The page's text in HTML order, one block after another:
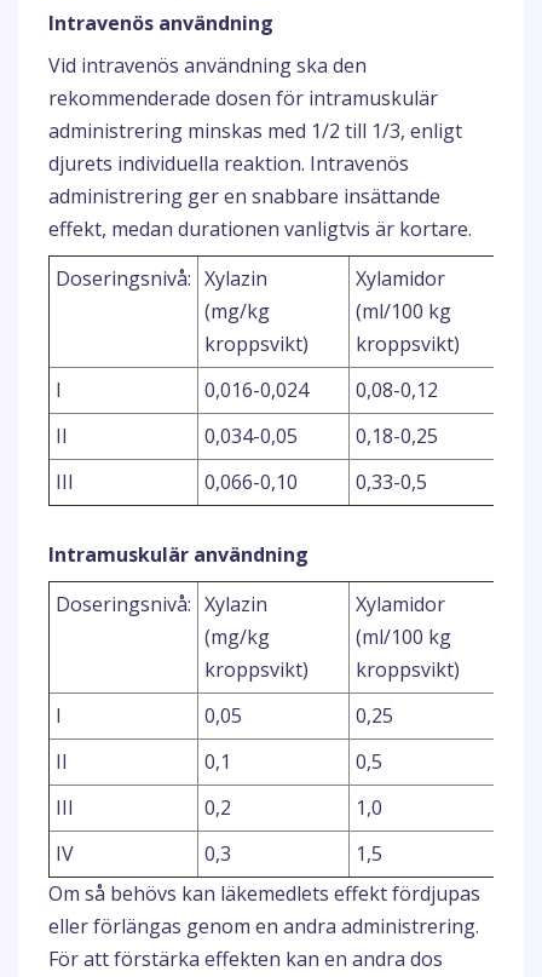
Intravenös användning
Vid intravenös användning ska den
rekommenderade dosen för intramuskulär
administrering minskas med 1/2 till 1/3, enligt
djurets individuella reaktion. Intravenös
administrering ger en snabbare insättande
effekt, medan durationen vanligtvis är kortare.
Doseringsnivå: Xylazin
(mg/kg
kroppsvikt)
Xylamidor
(ml/100 kg
kroppsvikt)
I
0,016-0,024 0,08-0,12
II
0,034-0,05 0,18-0,25
III
0,066-0,10 0,33-0,5
Intramuskulär användning
Doseringsnivå: Xylazin
(mg/kg
kroppsvikt)
Xylamidor
(ml/100 kg
kroppsvikt)
I
0,05 0,25
II
0,1 0,5
III
0,2 1,0
IV
0,3 1,5
Om så behövs kan läkemedlets effekt fördjupas
eller förlängas genom en andra administrering.
För att förstärka effekten kan en andra dos